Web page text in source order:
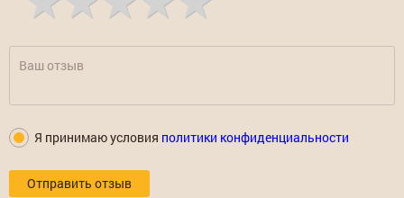
Я принимаю условия политики конфиденциальности
Отправить отзыв